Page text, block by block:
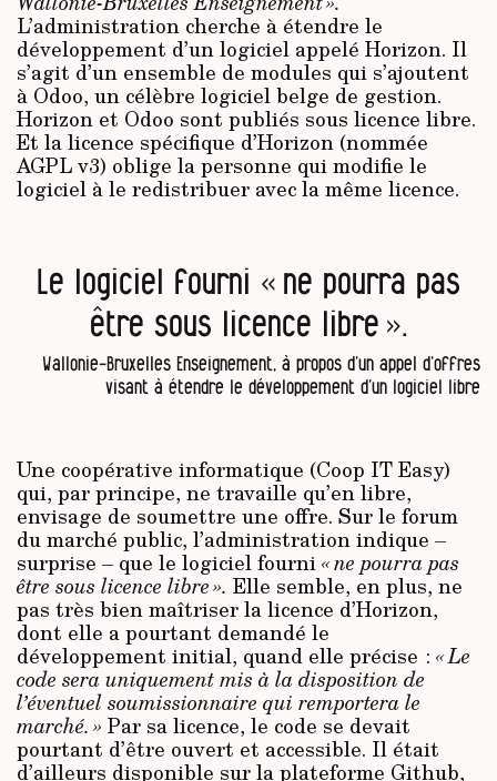
L’administration cherche à étendre le
développement d’un logiciel appelé Horizon. Il
s’agit d’un ensemble de modules qui s’ajoutent
à Odoo, un célèbre logiciel belge de gestion.
Horizon et Odoo sont publiés sous licence libre.
Et la licence spécifique d’Horizon (nommée
AGPL v3) oblige la personne qui modifie le
logiciel à le redistribuer avec la même licence.
Le logiciel fourni « ne pourra pas
être sous licence libre ».
Wallonie-Bruxelles Enseignement, à propos d’un appel d’offres
visant à étendre le développement d’un logiciel libre
Une coopérative informatique (Coop IT Easy)
qui, par principe, ne travaille qu’en libre,
envisage de soumettre une offre. Sur le forum
du marché public, l’administration indique –
surprise – que le logiciel fourni« ne pourra pas
être sous licence libre ». Elle semble, en plus, ne
pas très bien maîtriser la licence d’Horizon,
dont elle a pourtant demandé le
développement initial, quand elle précise : « Le
code sera uniquement mis à la disposition de
l’éventuel soumissionnaire qui remportera le
marché. » Par sa licence, le code se devait
pourtant d’être ouvert et accessible. Il était
d’ailleurs disponible sur la plateforme Github,